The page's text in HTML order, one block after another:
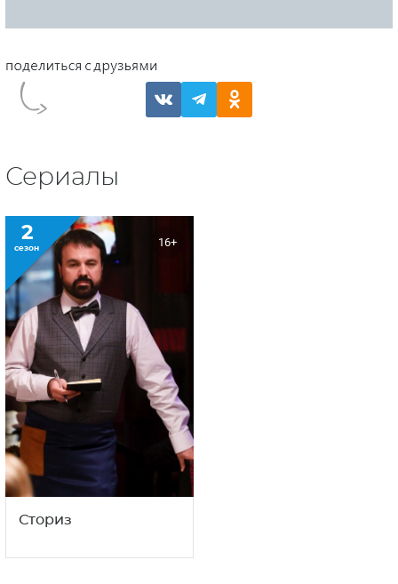
Сериалы
2
сезон 16+
Сториз